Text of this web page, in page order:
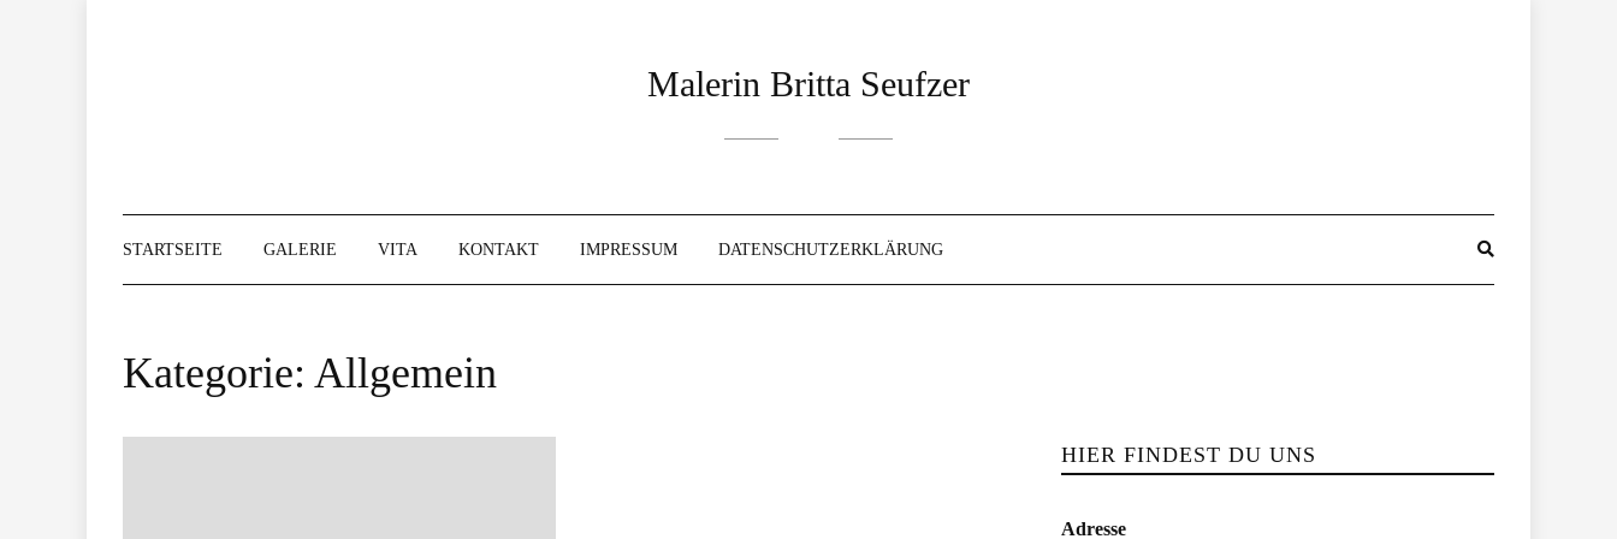
Malerin Britta Seufzer
STARTSEITE GALERIE VITA KONTAKT IMPRESSUM DATENSCHUTZERKLÄRUNG
Kategorie: Allgemein
HIER FINDEST DU UNS
Adresse